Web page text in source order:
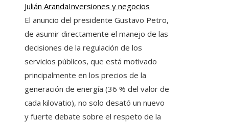
Julián ArandaInversiones y negocios
El anuncio del presidente Gustavo Petro,
de asumir directamente el manejo de las
decisiones de la regulación de los
servicios públicos, que está motivado
principalmente en los precios de la
generación de energía (36 % del valor de
cada kilovatio), no solo desató un nuevo
y fuerte debate sobre el respeto de la